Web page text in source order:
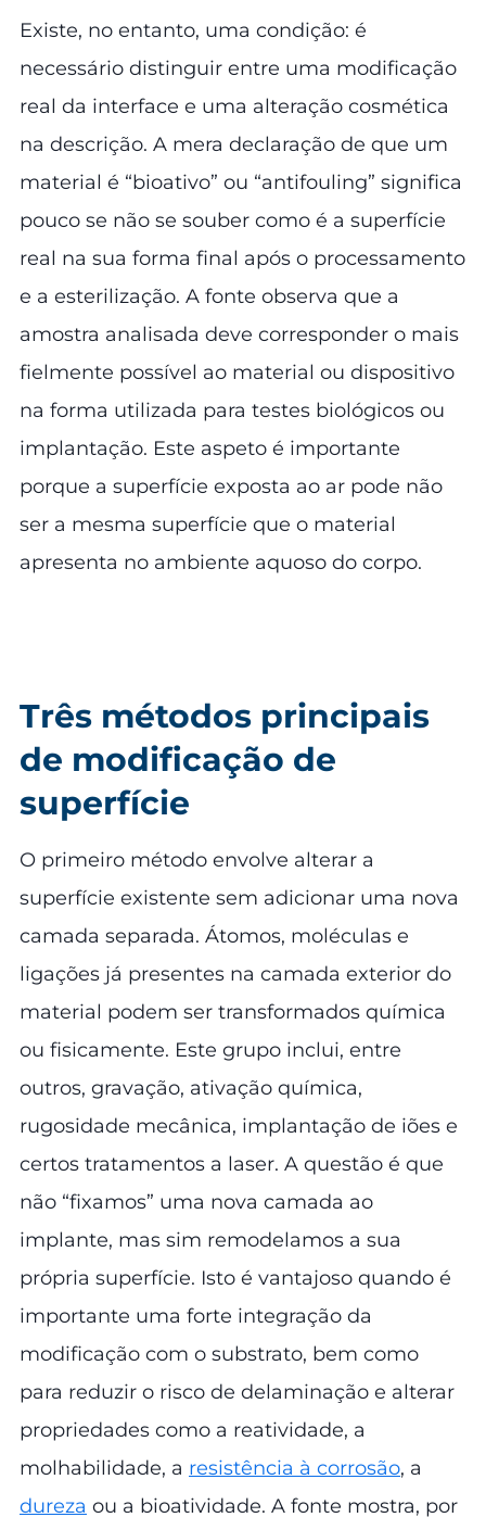
Existe, no entanto, uma condição: é
necessário distinguir entre uma modificação
real da interface e uma alteração cosmética
na descrição. A mera declaração de que um
material é “bioativo” ou “antifouling” significa
pouco se não se souber como é a superfície
real na sua forma final após o processamento
e a esterilização. A fonte observa que a
amostra analisada deve corresponder o mais
fielmente possível ao material ou dispositivo
na forma utilizada para testes biológicos ou
implantação. Este aspeto é importante
porque a superfície exposta ao ar pode não
ser a mesma superfície que o material
apresenta no ambiente aquoso do corpo.
Três métodos principais
de modificação de
superfície
O primeiro método envolve alterar a
superfície existente sem adicionar uma nova
camada separada. Átomos, moléculas e
ligações já presentes na camada exterior do
material podem ser transformados química
ou fisicamente. Este grupo inclui, entre
outros, gravação, ativação química,
rugosidade mecânica, implantação de iões e
certos tratamentos a laser. A questão é que
não “fixamos” uma nova camada ao
implante, mas sim remodelamos a sua
própria superfície. Isto é vantajoso quando é
importante uma forte integração da
modificação com o substrato, bem como
para reduzir o risco de delaminação e alterar
propriedades como a reatividade, a
molhabilidade, a resistência à corrosão, a
dureza ou a bioatividade. A fonte mostra, por